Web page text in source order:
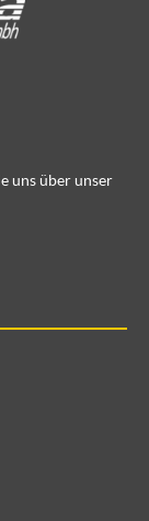
uns über unser